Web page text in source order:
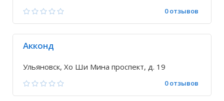
0 отзывов
Акконд
Ульяновск, Хо Ши Мина проспект, д. 19
0 отзывов